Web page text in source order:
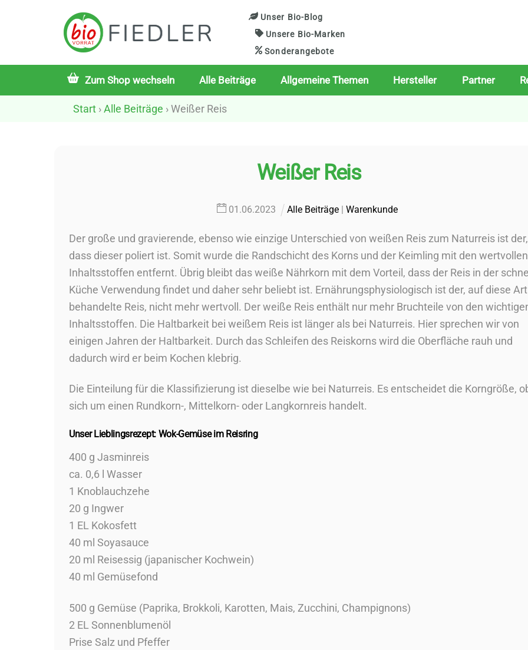
Unser Bio-Blog
Unsere Bio-Marken
Sonderangebote
Zum Shop wechseln Alle Beiträge Allgemeine Themen Hersteller Partner
Start ›Alle Beiträge › Weißer Reis
Weißer Reis
01 .06.2023 Alle Beiträge |Warenkunde
Der große und gravierende, ebenso wie einzige Unterschied von weißen Reis zum Naturreis ist der,
dass dieser poliert ist. Somit wurde die Randschicht des Korns und der Keimling mit den wertvollen
Inhaltsstoffen entfernt. Übrig bleibt das weiße Nährkorn mit dem Vorteil, dass der Reis in der
Küche Verwendung findet und daher sehr beliebt ist. Ernährungsphysiologisch ist der, auf diese Art
behandelte Reis, nicht mehr wertvoll. Der weiße Reis enthält nur mehr Bruchteile von den
Inhaltsstoffen. Die Haltbarkeit bei weißem Reis ist länger als bei Naturreis. Hier sprechen wir von
einigen Jahren der Haltbarkeit. Durch das Schleifen des Reiskorns wird die Oberfläche rauh und
dadurch wird er beim Kochen klebrig.
Die Einteilung für die Klassifizierung ist dieselbe wie bei Naturreis. Es entscheidet die Korngröße,
sich um einen Rundkorn-, Mittelkorn- oder Langkornreis handelt.
Unser Lieblingsrezept: Wok-Gemüse im Reisring
400 g Jasminreis
ca. 0,6 l Wasser
1 Knoblauchzehe
20 g Ingwer
1 EL Kokosfett
40 ml Soyasauce
20 ml Reisessig (japanischer Kochwein)
40 ml Gemüsefond
500 g Gemüse (Paprika, Brokkoli, Karotten, Mais, Zucchini, Champignons)
2 EL Sonnenblumenöl
Prise Salz und Pfeffer